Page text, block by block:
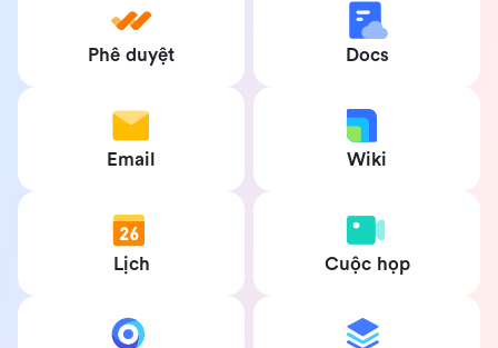
Phê duyệt Docs
Email Wiki
Lịch Cuộc họp